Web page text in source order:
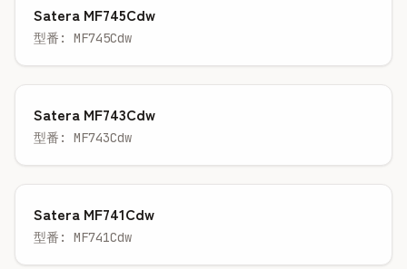
Satera MF745Cdw
型番: MF745Cdw
Satera MF743Cdw
型番: MF743Cdw
Satera MF741Cdw
型番: MF741Cdw